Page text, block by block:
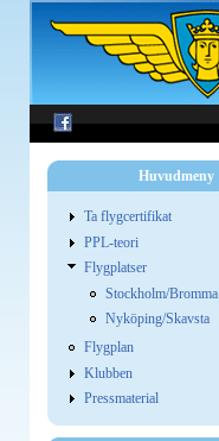
Huvudmeny
Ta flygcertifikat
PPL-teori
Flygplatser
Stockholm/Bromma
Nyköping/Skavsta
Flygplan
Klubben
Pressmaterial